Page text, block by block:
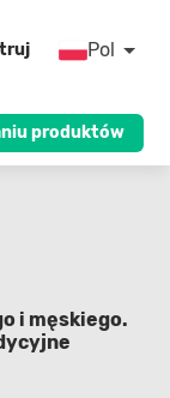
Pol
produktów
i męskiego.